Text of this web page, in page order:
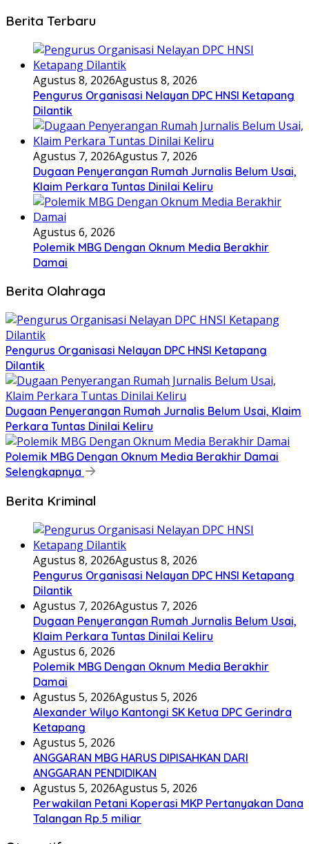
Berita Terbaru
Agustus 8, 2026Agustus 8, 2026
Pengurus Organisasi Nelayan DPC HNSI Ketapang
Dilantik
Agustus 7, 2026Agustus 7, 2026
Dugaan Penyerangan Rumah Jurnalis Belum Usai,
Klaim Perkara Tuntas Dinilai Keliru
Agustus 6, 2026
Polemik MBG Dengan Oknum Media Berakhir
Damai
Berita Olahraga
Pengurus Organisasi Nelayan DPC HNSI Ketapang
Dilantik
Dugaan Penyerangan Rumah Jurnalis Belum Usai, Klaim
Perkara Tuntas Dinilai Keliru
Polemik MBG Dengan Oknum Media Berakhir Damai
Selengkapnya
Berita Kriminal
Agustus 8, 2026Agustus 8, 2026
Pengurus Organisasi Nelayan DPC HNSI Ketapang
Dilantik
Agustus 7, 2026Agustus 7, 2026
Dugaan Penyerangan Rumah Jurnalis Belum Usai,
Klaim Perkara Tuntas Dinilai Keliru
Agustus 6, 2026
Polemik MBG Dengan Oknum Media Berakhir
Damai
Agustus 5, 2026Agustus 5, 2026
Alexander Wilyo Kantongi SK Ketua DPC Gerindra
Ketapang
Agustus 5, 2026
ANGGARAN MBG HARUS DIPISAHKAN DARI
ANGGARAN PENDIDIKAN
Agustus 5, 2026Agustus 5, 2026
Perwakilan Petani Koperasi MKP Pertanyakan Dana
Talangan Rp.5 miliar